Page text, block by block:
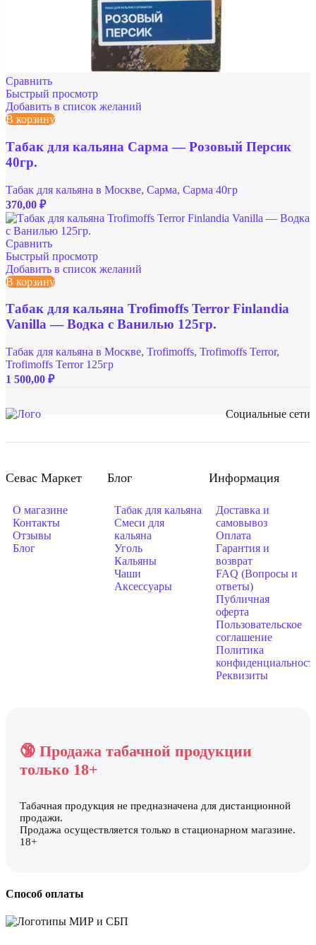
Сравнить
Быстрый просмотр
Добавить в список желаний
В корзину
Табак для кальяна Сарма — Розовый Персик
40гр.
Табак для кальяна в Москве, Сарма, Сарма 40гр
370,00 ₽
Сравнить
Быстрый просмотр
Добавить в список желаний
В корзину
Табак для кальяна Trofimoffs Terror Finlandia
Vanilla — Водка с Ванилью 125гр.
Табак для кальяна в Москве, Trofimoffs, Trofimoffs Terror,
Trofimoffs Terror 125гр
1 500,00 ₽
Социальные сети
Севас Маркет
О магазине
Контакты
Отзывы
Блог
Блог
Табак для кальяна
Смеси для
кальяна
Уголь
Кальяны
Чаши
Аксессуары
Информация
Доставка и
самовывоз
Оплата
Гарантия и
возврат
FAQ (Вопросы и
ответы)
Публичная
оферта
Пользовательское
соглашение
Политика
Реквизиты
🔞 Продажа табачной продукции
только 18+
Табачная продукция не предназначена для дистанционной
продажи.
Продажа осуществляется только в стационарном магазине.
18+
Способ оплаты